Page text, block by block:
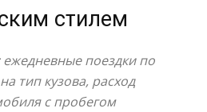
стилем
ежедневные поездки по
тип кузова, расход
с пробегом